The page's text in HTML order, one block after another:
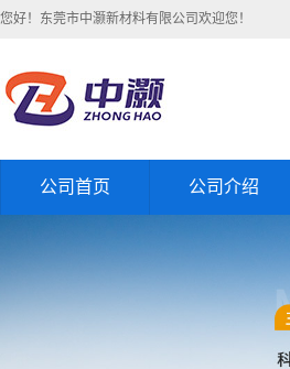
您好！东莞市中灏新材料有限公司欢迎您！
公司首页 公司介绍